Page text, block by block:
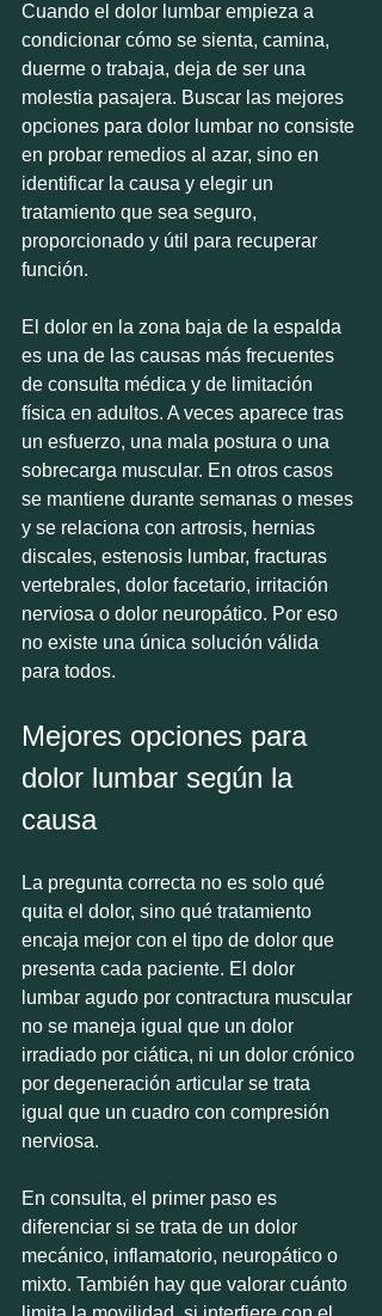
Cuando el dolor lumbar empieza a
condicionar cómo se sienta, camina,
duerme o trabaja, deja de ser una
molestia pasajera. Buscar las mejores
opciones para dolor lumbar no consiste
en probar remedios al azar, sino en
identificar la causa y elegir un
tratamiento que sea seguro,
proporcionado y útil para recuperar
función.
El dolor en la zona baja de la espalda
es una de las causas más frecuentes
de consulta médica y de limitación
física en adultos. A veces aparece tras
un esfuerzo, una mala postura o una
sobrecarga muscular. En otros casos
se mantiene durante semanas o meses
y se relaciona con artrosis, hernias
discales, estenosis lumbar, fracturas
vertebrales, dolor facetario, irritación
nerviosa o dolor neuropático. Por eso
no existe una única solución válida
para todos.
Mejores opciones para
dolor lumbar según la
causa
La pregunta correcta no es solo qué
quita el dolor, sino qué tratamiento
encaja mejor con el tipo de dolor que
presenta cada paciente. El dolor
lumbar agudo por contractura muscular
no se maneja igual que un dolor
irradiado por ciática, ni un dolor crónico
por degeneración articular se trata
igual que un cuadro con compresión
nerviosa.
En consulta, el primer paso es
diferenciar si se trata de un dolor
mecánico, inflamatorio, neuropático o
mixto. También hay que valorar cuánto